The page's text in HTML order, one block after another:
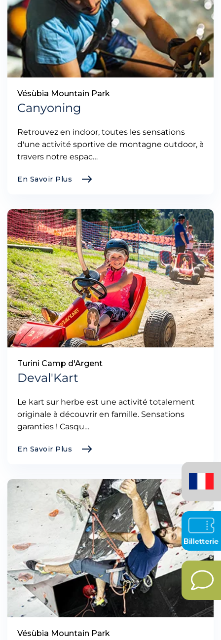
Vésùbia Mountain Park
Canyoning
Retrouvez en indoor, toutes les sensations
d'une activité sportive de montagne outdoor, à
travers notre espac…
En Savoir Plus
Turini Camp d'Argent
Deval'Kart
Le kart sur herbe est une activité totalement
originale à découvrir en famille. Sensations
garanties ! Casqu…
En Savoir Plus
Vésùbia Mountain Park